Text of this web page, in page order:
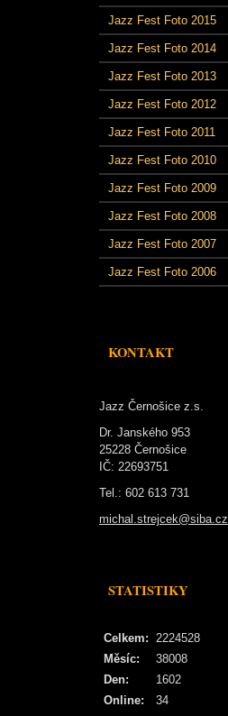
Jazz Fest Foto 2015
Jazz Fest Foto 2014
Jazz Fest Foto 2013
Jazz Fest Foto 2012
Jazz Fest Foto 2011
Jazz Fest Foto 2010
Jazz Fest Foto 2009
Jazz Fest Foto 2008
Jazz Fest Foto 2007
Jazz Fest Foto 2006
KONTAKT
Jazz Černošice z.s.
Dr. Janského 953
25228 Černošice
IČ: 22693751
Tel.: 602 613 731
michal.strejcek@siba.cz
STATISTIKY
Online: 34
Celkem: 2224528
Měsíc:
38008
Den:
1602